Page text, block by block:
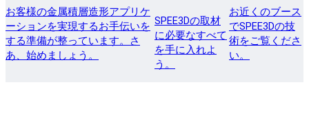
お客様の金属積層造形アプリケ
ーションを実現するお手伝いを
する準備が整っています。さ
あ、始めましょう。
SPEE3Dの取材
に必要なすべて
を手に入れよ
う。
お近くのブース
でSPEE3Dの技
術をご覧くださ
い。